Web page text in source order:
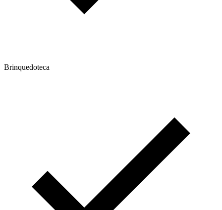
Brinquedoteca